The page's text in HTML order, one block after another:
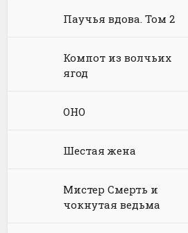
Юмористическое фэнтези
Паучья вдова. Том 2
Компот из волчьих
ягод
ОНО
Шестая жена
Мистер Смерть и
чокнутая ведьма